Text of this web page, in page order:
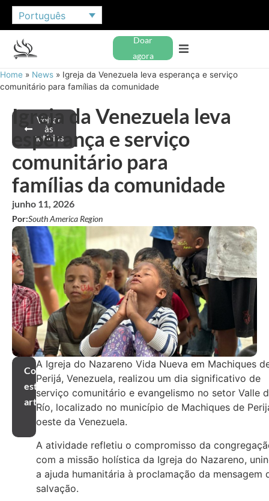
Português
Doar
agora
Home » News » Igreja da Venezuela leva esperança e serviço
comunitário para famílias da comunidade
Voltar
às
notícias
Igreja da Venezuela leva
esperança e serviço
comunitário para
famílias da comunidade
junho 11, 2026
Por:South America Region
Compartilhar
este
artigo
A Igreja do Nazareno Vida Nueva em Machiques
Perijá, Venezuela, realizou um dia significativo de
serviço comunitário e evangelismo no setor Valle
Río, localizado no município de Machiques de
oeste da Venezuela.
A atividade refletiu o compromisso da
com a missão holística da Igreja do Nazareno,
a ajuda humanitária à proclamação da mensagem
salvação.